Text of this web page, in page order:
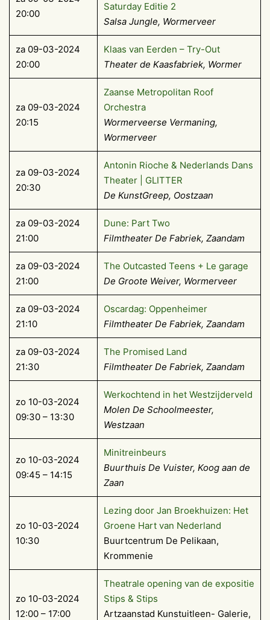
20:00
Saturday Editie 2
Salsa Jungle, Wormerveer
za 09-03-2024
20:00
Klaas van Eerden – Try-Out
Theater de Kaasfabriek, Wormer
za 09-03-2024
20:15
Zaanse Metropolitan Roof
Orchestra
Wormerveerse Vermaning,
Wormerveer
za 09-03-2024
20:30
Antonin Rioche & Nederlands Dans
Theater | GLITTER
De KunstGreep, Oostzaan
za 09-03-2024
21:00
Dune: Part Two
Filmtheater De Fabriek, Zaandam
za 09-03-2024
21:00
The Outcasted Teens + Le garage
De Groote Weiver, Wormerveer
za 09-03-2024
21:10
Oscardag: Oppenheimer
Filmtheater De Fabriek, Zaandam
za 09-03-2024
21:30
The Promised Land
Filmtheater De Fabriek, Zaandam
zo 10-03-2024
09:30 – 13:30
Werkochtend in het Westzijderveld
Molen De Schoolmeester,
Westzaan
zo 10-03-2024
09:45 – 14:15
Minitreinbeurs
Buurthuis De Vuister, Koog aan de
Zaan
zo 10-03-2024
10:30
Lezing door Jan Broekhuizen: Het
Groene Hart van Nederland
Buurtcentrum De Pelikaan,
Krommenie
zo 10-03-2024
12:00 – 17:00
Theatrale opening van de expositie
Stips & Stips
Artzaanstad Kunstuitleen- Galerie,